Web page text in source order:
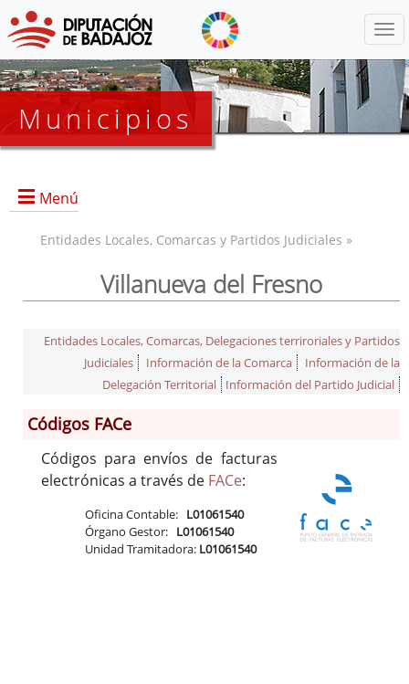
Municipios
Menú
Información General
Historia
Monumentos
Gastronomía
Entidades Locales, Comarcas y Partidos Judiciales »
Villanueva del Fresno
Entidades Locales, Comarcas, Delegaciones terriroriales y Partidos
Judiciales
Información de la Comarca
Información de la
Delegación Territorial
Información del Partido Judicial
Códigos FACe
Códigos para envíos de facturas
electrónicas a través de FACe:
Oficina Contable: L01061540
Órgano Gestor: L01061540
Unidad Tramitadora: L01061540